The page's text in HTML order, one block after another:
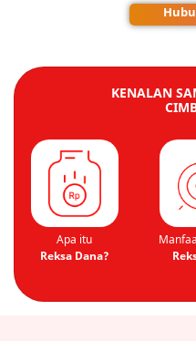
KENALAN
Apa itu
Reksa Dana?